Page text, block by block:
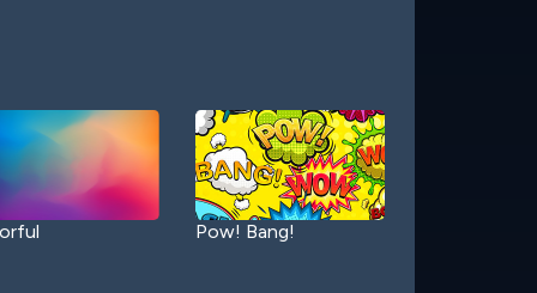
Pow! Bang!